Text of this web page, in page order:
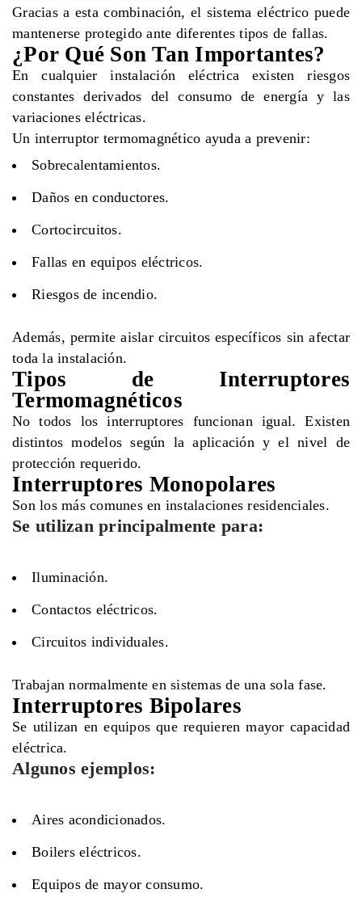
Gracias a esta combinación, el sistema eléctrico puede
mantenerse protegido ante diferentes tipos de fallas.
¿Por Qué Son Tan Importantes?
En cualquier instalación eléctrica existen riesgos
constantes derivados del consumo de energía y las
variaciones eléctricas.
Un interruptor termomagnético ayuda a prevenir:
Sobrecalentamientos.
Daños en conductores.
Cortocircuitos.
Fallas en equipos eléctricos.
Riesgos de incendio.
Además, permite aislar circuitos específicos sin afectar
toda la instalación.
Tipos de Interruptores
Termomagnéticos
No todos los interruptores funcionan igual. Existen
distintos modelos según la aplicación y el nivel de
protección requerido.
Interruptores Monopolares
Son los más comunes en instalaciones residenciales.
Se utilizan principalmente para:
Iluminación.
Contactos eléctricos.
Circuitos individuales.
Trabajan normalmente en sistemas de una sola fase.
Interruptores Bipolares
Se utilizan en equipos que requieren mayor capacidad
eléctrica.
Algunos ejemplos:
Aires acondicionados.
Boilers eléctricos.
Equipos de mayor consumo.